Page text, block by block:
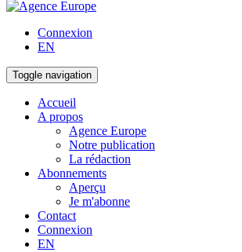
Connexion
EN
Toggle navigation
Accueil
A propos
Agence Europe
Notre publication
La rédaction
Abonnements
Aperçu
Je m'abonne
Contact
Connexion
EN